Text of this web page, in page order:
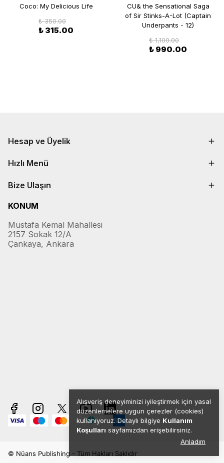
Alışveriş deneyiminizi iyileştirmek için yasal
düzenlemelere uygun çerezler (cookies)
kullanıyoruz. Detaylı bilgiye Kullanım
Koşulları sayfamızdan erişebilirsiniz.
Anladım
Coco: My Delicious Life
₺ 350.00
₺ 315.00
CU& the Sensational Saga
of Sir Stinks-A-Lot (Captain
Underpants - 12)
₺ 1,100.00
₺ 990.00
Hesap ve Üyelik
Hızlı Menü
Bize Ulaşın
KONUM
Mustafa Kemal Mahallesi
2157 Sokak 12/A
Çankaya, Ankara
© Nüans Publishing - Tüm Hakları Saklıdır